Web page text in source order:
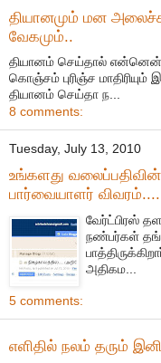
தியானமும் மன
வேகமும்..
தியானம் செய்தால்
கொஞ்சம் புரிஞ்ச மாதிரியும்
தியானம் செய்தா ந...
8 comments:
Tuesday, July 13, 2010
உங்களது வலைப்பதிவின்
பார்வையாளர் விவரம்....
வேர்ட்பிரஸ்
நண்பர்கள்
அதிகம...
5 comments:
எளிதில் நலம் தரும்